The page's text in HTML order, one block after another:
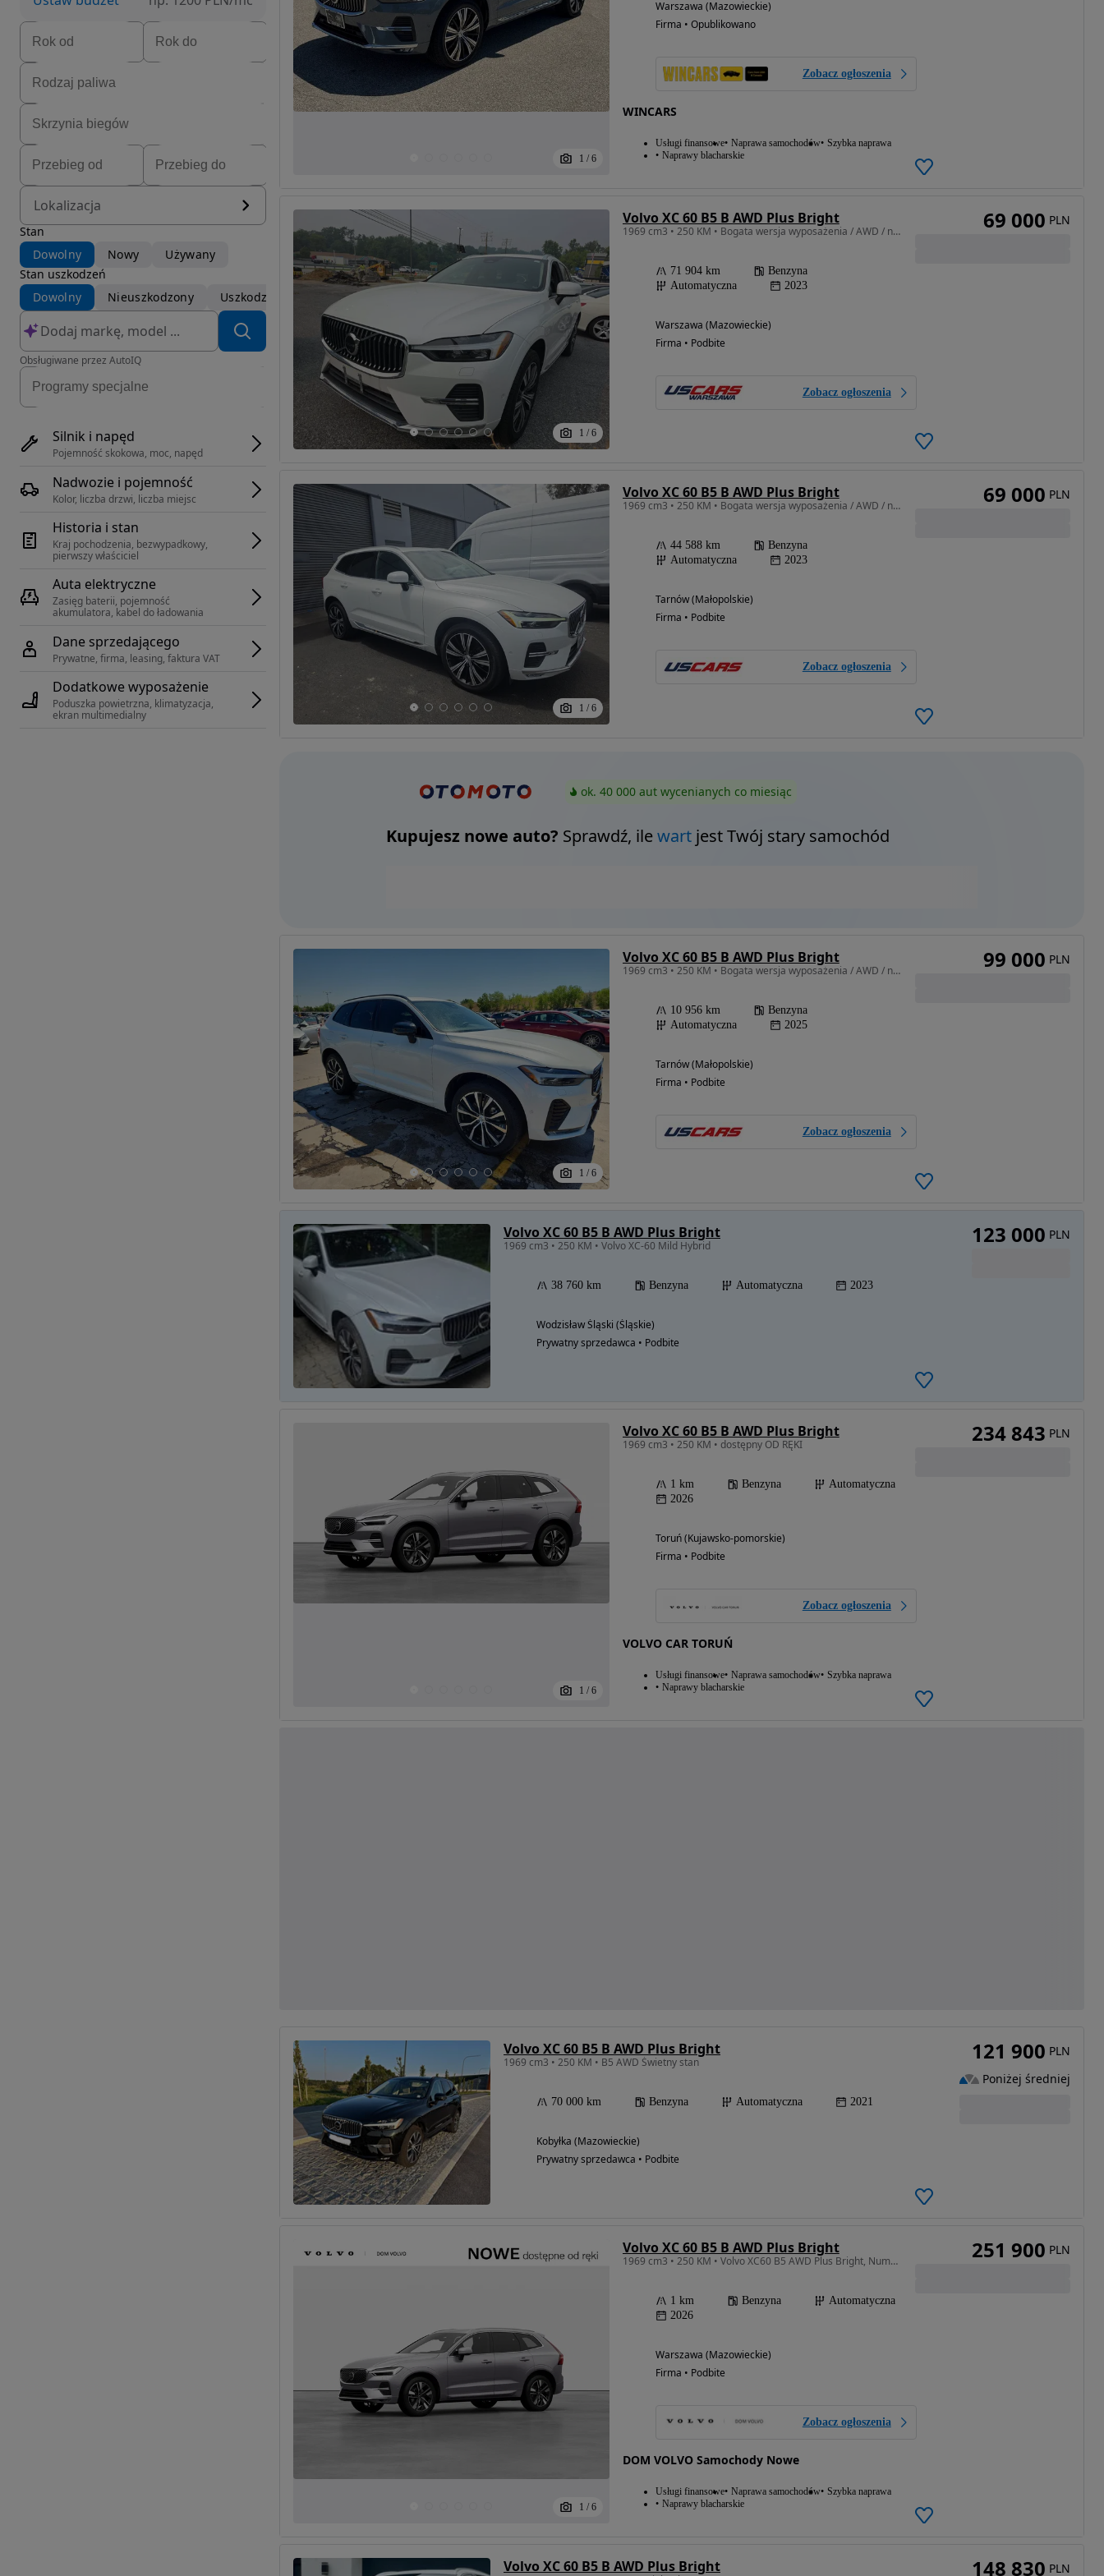
Lokalizacja
Stan
Dowolny
Nowy
Używany
Stan uszkodzeń
Dowolny
Nieuszkodzony Uszkodzony
Obsługiwane przez AutoIQ
Silnik i napęd
Pojemność skokowa, moc, napęd
Nadwozie i pojemność
Kolor, liczba drzwi, liczba miejsc
Historia i stan
Kraj pochodzenia, bezwypadkowy,
pierwszy właściciel
Auta elektryczne
Zasięg baterii, pojemność
akumulatora, kabel do ładowania
Dane sprzedającego
Prywatne, firma, leasing, faktura VAT
Dodatkowe wyposażenie
Poduszka powietrzna, klimatyzacja,
ekran multimedialny
1 / 6
Warszawa (Mazowieckie)
Firma • Opublikowano
Zobacz ogłoszenia
WINCARS
Usługi finansowe Naprawa samochodów Szybka naprawa
Naprawy blacharskie
1 / 6
Volvo XC 60 B5 B AWD Plus Bright
1969 cm3 • 250 KM • Bogata wersja wyposażenia / AWD / niski przebieg
71 904 km
Benzyna
Automatyczna
2023
Warszawa (Mazowieckie)
Firma • Podbite
Zobacz ogłoszenia
69 000 PLN
1 / 6
Volvo XC 60 B5 B AWD Plus Bright
1969 cm3 • 250 KM • Bogata wersja wyposażenia / AWD / niski przebieg
44 588 km
Benzyna
Automatyczna
2023
Tarnów (Małopolskie)
Firma • Podbite
Zobacz ogłoszenia
69 000 PLN
ok. 40 000 aut wycenianych co miesiąc
Kupujesz nowe auto? Sprawdź, ilewartjest Twój stary samochód
1 / 6
Volvo XC 60 B5 B AWD Plus Bright
1969 cm3 • 250 KM • Bogata wersja wyposażenia / AWD / niski przebieg
10 956 km
Benzyna
Automatyczna
2025
Tarnów (Małopolskie)
Firma • Podbite
Zobacz ogłoszenia
99 000 PLN
Volvo XC 60 B5 B AWD Plus Bright
1969 cm3 • 250 KM • Volvo XC-60 Mild Hybrid
38 760 km Benzyna Automatyczna 2023
Wodzisław Śląski (Śląskie)
Prywatny sprzedawca • Podbite
123 000 PLN
1 / 6
Volvo XC 60 B5 B AWD Plus Bright
1969 cm3 • 250 KM • dostępny OD RĘKI
1 km Benzyna
Automatyczna
2026
Toruń (Kujawsko-pomorskie)
Firma • Podbite
Zobacz ogłoszenia
VOLVO CAR TORUŃ
Usługi finansowe Naprawa samochodów Szybka naprawa
Naprawy blacharskie
234 843 PLN
Volvo XC 60 B5 B AWD Plus Bright
1969 cm3 • 250 KM • B5 AWD Świetny stan
70 000 km Benzyna Automatyczna 2021
Kobyłka (Mazowieckie)
Prywatny sprzedawca • Podbite
121 900 PLN
Poniżej średniej
1 / 6
Volvo XC 60 B5 B AWD Plus Bright
1969 cm3 • 250 KM • Volvo XC60 B5 AWD Plus Bright, Numer oferty: 9874870
1 km Benzyna
Automatyczna
2026
Warszawa (Mazowieckie)
Firma • Podbite
Zobacz ogłoszenia
DOM VOLVO Samochody Nowe
Usługi finansowe Naprawa samochodów Szybka naprawa
Naprawy blacharskie
251 900 PLN
Volvo XC 60 B5 B AWD Plus Bright 148 830 PLN